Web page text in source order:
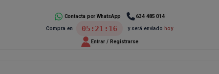
Contacta por WhatsApp
634 485 014
Compra en
05:21:15 y será enviado hoy
Entrar / Registrarse